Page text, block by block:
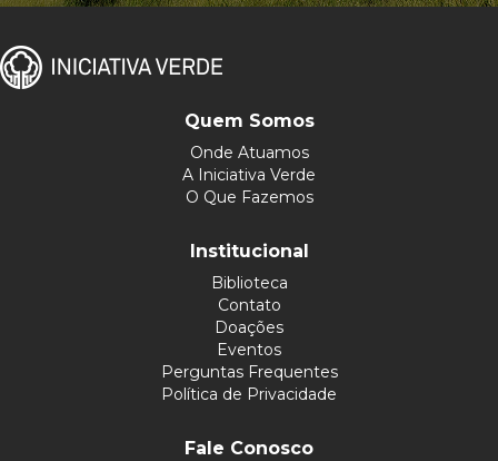
Quem Somos
Onde Atuamos
A Iniciativa Verde
O Que Fazemos
Institucional
Biblioteca
Contato
Doações
Eventos
Perguntas Frequentes
Política de Privacidade
Fale Conosco